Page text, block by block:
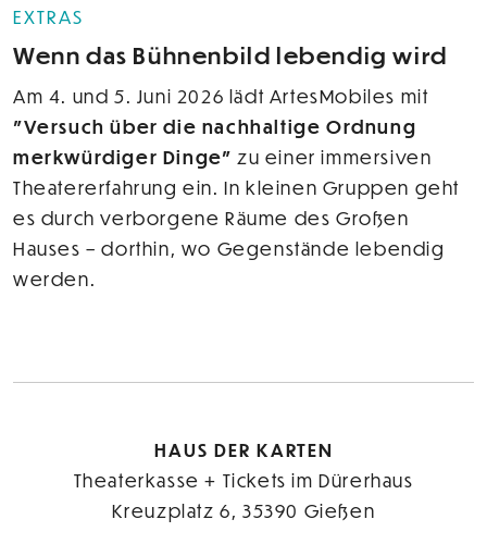
EXTRAS
Wenn das Bühnenbild lebendig wird
Am 4. und 5. Juni 2026 lädt ArtesMobiles mit
"Versuch über die nachhaltige Ordnung
merkwürdiger Dinge" zu einer immersiven
Theatererfahrung ein. In kleinen Gruppen geht
es durch verborgene Räume des Großen
Hauses – dorthin, wo Gegenstände lebendig
werden.
HAUS DER KARTEN
Theaterkasse + Tickets im Dürerhaus
Kreuzplatz 6, 35390 Gießen